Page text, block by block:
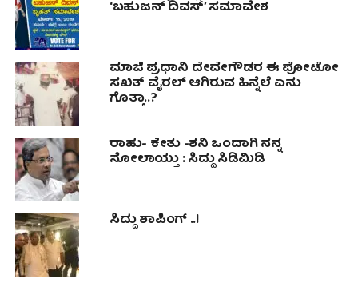
‘ಬಹುಜನ್ ದಿವಸ್’ ಸಮಾವೇಶ
ಮಾಜಿ ಪ್ರಧಾನಿ ದೇವೇಗೌಡರ ಈ ಪೋಟೋ
ಸಖತ್ ವೈರಲ್ ಆಗಿರುವ ಹಿನ್ನೆಲೆ ಏನು
ಗೊತ್ತಾ..?
ರಾಹು- ಕೇತು -ಶನಿ ಒಂದಾಗಿ ನನ್ನ
ಸೋಲಾಯ್ತು : ಸಿದ್ದು ಸಿಡಿಮಿಡಿ
ಸಿದ್ದು ಶಾಪಿಂಗ್ ..!